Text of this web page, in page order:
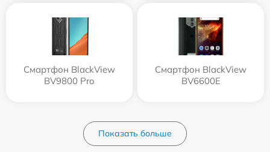
Смартфон BlackView
BV9800 Pro
Смартфон BlackView
BV6600E
Показать больше